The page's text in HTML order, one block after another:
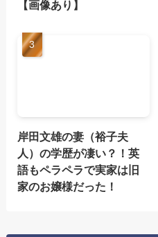
【画像あり】
岸田文雄の妻（裕子夫
人）の学歴が凄い？！英
語もペラペラで実家は旧
家のお嬢様だった！